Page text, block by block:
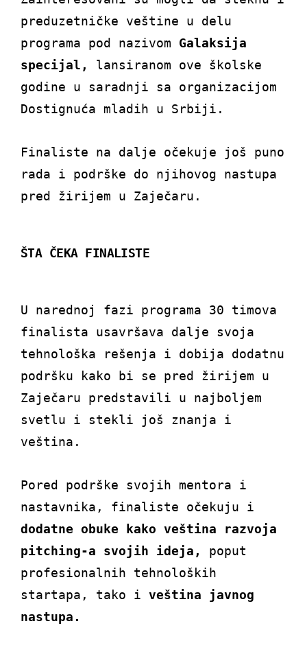
preduzetničke veštine u delu
programa pod nazivom Galaksija
specijal, lansiranom ove školske
godine u saradnji sa organizacijom
Dostignuća mladih u Srbiji.
Finaliste na dalje očekuje još puno
rada i podrške do njihovog nastupa
pred žirijem u Zaječaru.
ŠTA ČEKA FINALISTE
U narednoj fazi programa 30 timova
finalista usavršava dalje svoja
tehnološka rešenja i dobija dodatnu
podršku kako bi se pred žirijem u
Zaječaru predstavili u najboljem
svetlu i stekli još znanja i
veština.
Pored podrške svojih mentora i
nastavnika, finaliste očekuju i
dodatne obuke kako veština razvoja
pitching-a svojih ideja,
poput
profesionalnih tehnoloških
startapa, tako i veština javnog
nastupa.